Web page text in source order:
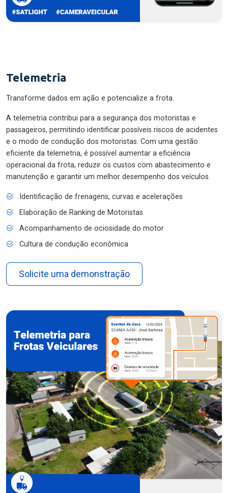
Telemetria
Transforme dados em ação e potencialize a frota.
A telemetria contribui para a segurança dos motoristas e
passageiros, permitindo identificar possíveis riscos de acidentes
e o modo de condução dos motoristas. Com uma gestão
eficiente da telemetria, é possível aumentar a eficiência
operacional da frota, reduzir os custos com abastecimento e
manutenção e garantir um melhor desempenho dos veículos.
Identificação de frenagens, curvas e acelerações
Elaboração de Ranking de Motoristas
Acompanhamento de ociosidade do motor
Cultura de condução econômica
Solicite uma demonstração